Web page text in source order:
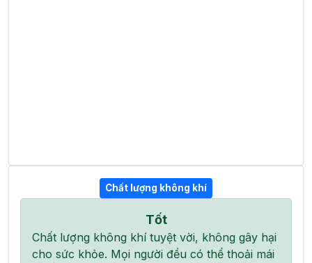
Chất lượng không khí
Tốt
Chất lượng không khí tuyệt vời, không gây hại
cho sức khỏe. Mọi người đều có thể thoải mái